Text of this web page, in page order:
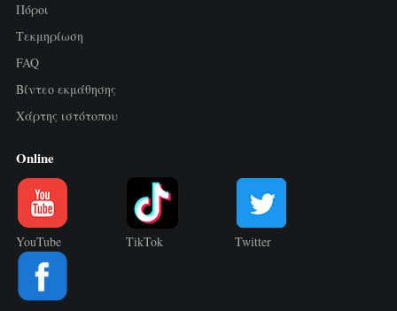
Φορτιστής EV
Προσομοιωτής IAMMETER
Σύστημα ενεργειακής πρόβλεψης και
προσομοίωσης
Πόροι
Τεκμηρίωση
FAQ
Βίντεο εκμάθησης
Χάρτης ιστότοπου
Online
YouTube TikTok Twitter